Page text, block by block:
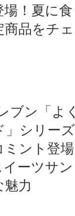
場！夏に食
品をチェ
ブン「よく
」シリーズ
ミント登場
イーツサン
魅力